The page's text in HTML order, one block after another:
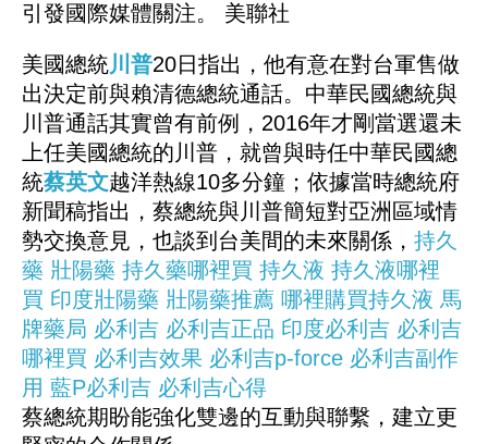
引發國際媒體關注。 美聯社
美國總統川普20日指出，他有意在對台軍售做
出決定前與賴清德總統通話。中華民國總統與
川普通話其實曾有前例，2016年才剛當選還未
上任美國總統的川普，就曾與時任中華民國總
統蔡英文越洋熱線10多分鐘；依據當時總統府
新聞稿指出，蔡總統與川普簡短對亞洲區域情
勢交換意見，也談到台美間的未來關係， 持久
藥 壯陽藥 持久藥哪裡買 持久液 持久液哪裡
買 印度壯陽藥 壯陽藥推薦 哪裡購買持久液 馬
牌藥局 必利吉 必利吉正品 印度必利吉 必利吉
哪裡買 必利吉效果 必利吉p-force 必利吉副作
用 藍P必利吉 必利吉心得
蔡總統期盼能強化雙邊的互動與聯繫，建立更